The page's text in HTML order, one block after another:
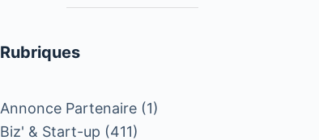
Rubriques
Annonce Partenaire (1)
Biz' & Start-up (411)